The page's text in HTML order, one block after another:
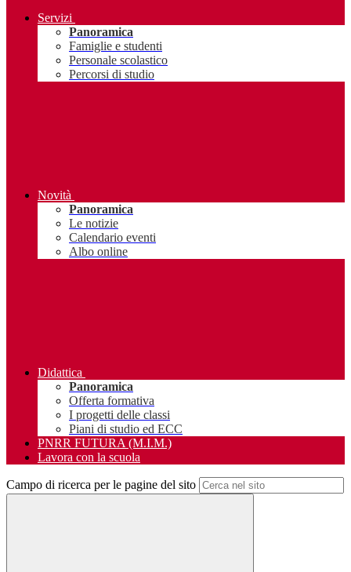
Servizi
Panoramica
Famiglie e studenti
Personale scolastico
Percorsi di studio
Novità
Panoramica
Le notizie
Calendario eventi
Albo online
Didattica
Panoramica
Offerta formativa
I progetti delle classi
Piani di studio ed ECC
PNRR FUTURA (M.I.M.)
Lavora con la scuola
Campo di ricerca per le pagine del sito